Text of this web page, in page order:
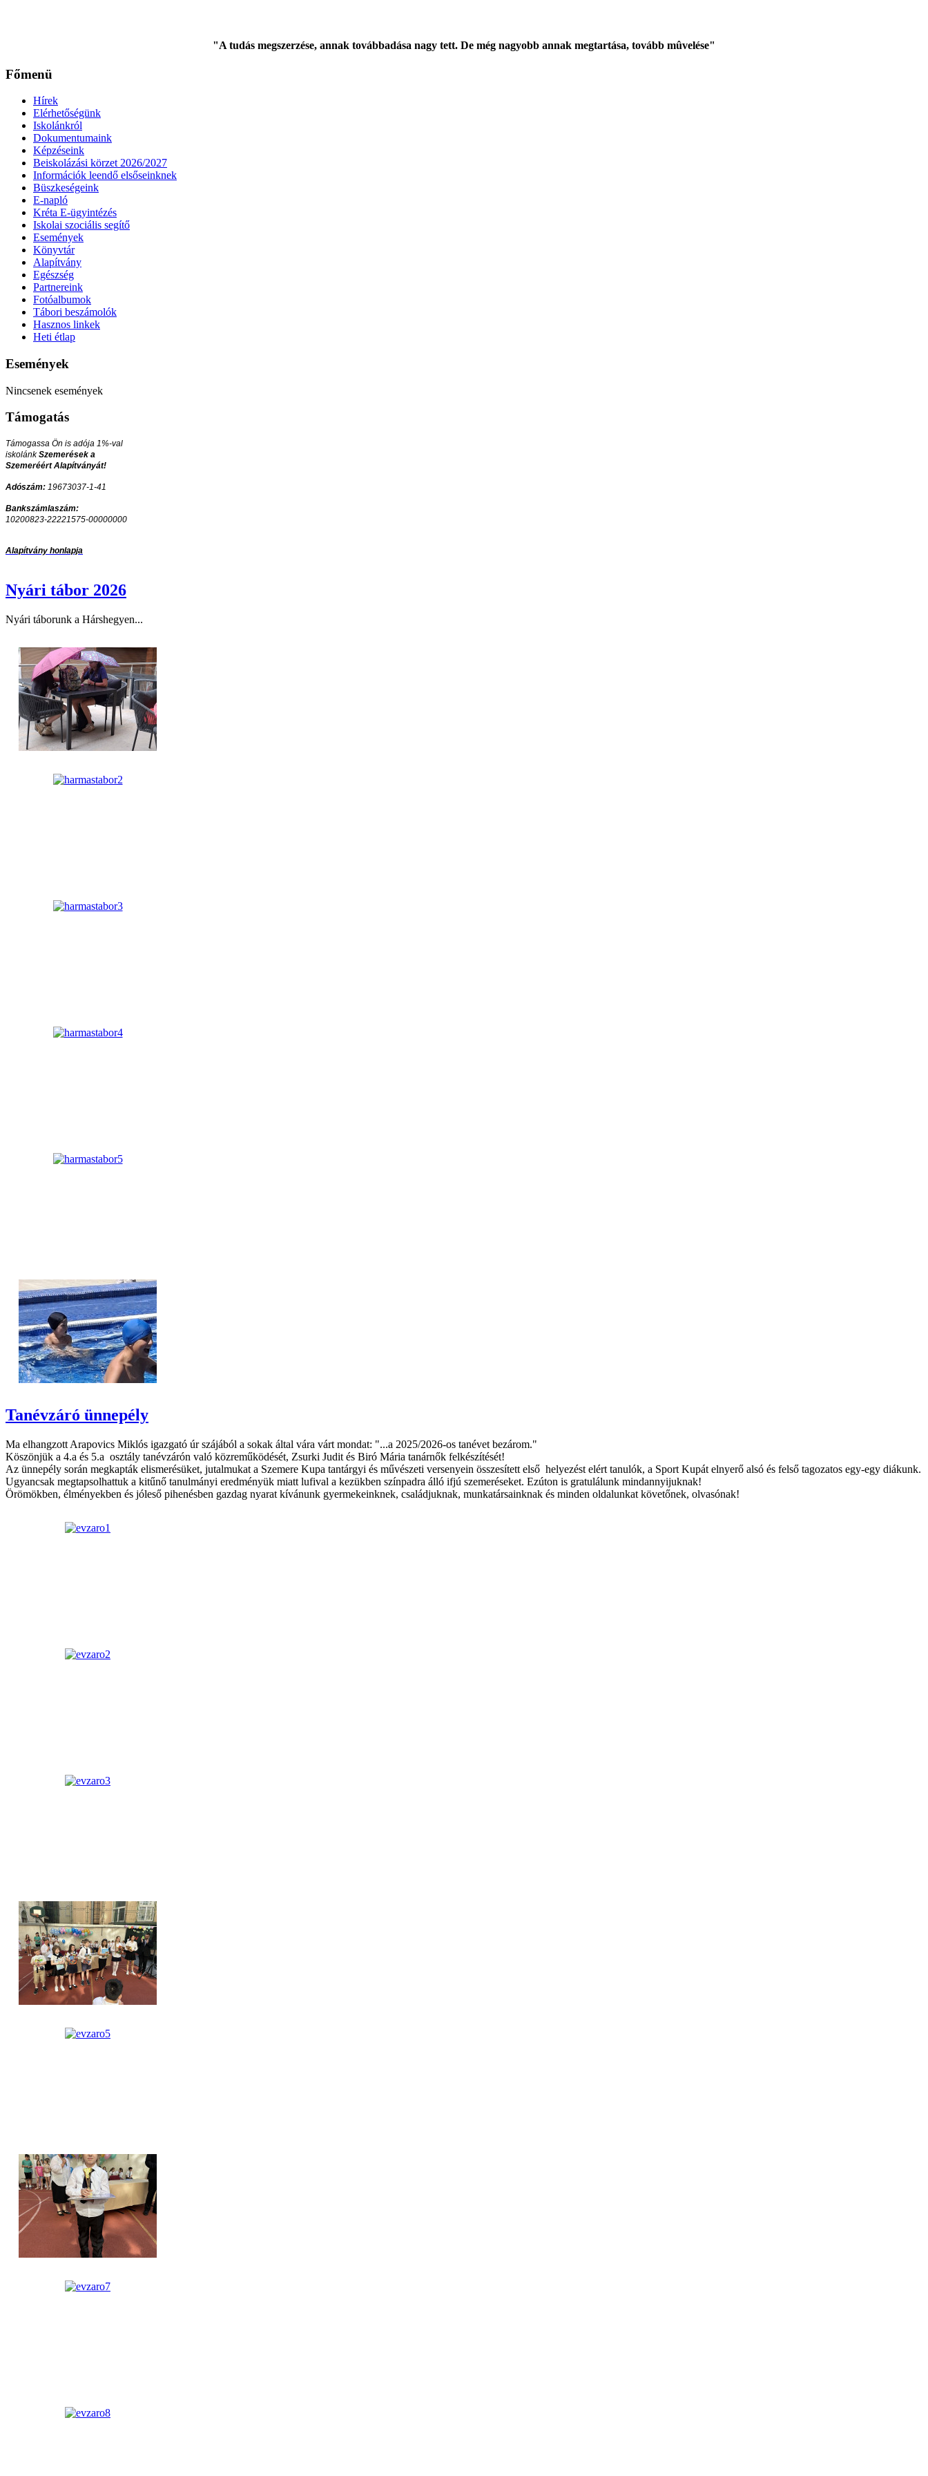
"A tudás megszerzése, annak továbbadása nagy tett. De még nagyobb annak megtartása, tovább mûvelése"
Főmenü
Hírek
Elérhetőségünk
Iskolánkról
Dokumentumaink
Képzéseink
Beiskolázási körzet 2026/2027
Információk leendő elsőseinknek
Büszkeségeink
E-napló
Kréta E-ügyintézés
Iskolai szociális segítő
Események
Könyvtár
Alapítvány
Egészség
Partnereink
Fotóalbumok
Tábori beszámolók
Hasznos linkek
Heti étlap
Események
Nincsenek események
Támogatás
Támogassa Ön is adója 1%-val
iskolánkSzemerések a
Szemeréért Alapítványát!
Adószám: 19673037-1-41
Bankszámlaszám:
10200823-22221575-00000000
Alapítvány honlapja
Nyári tábor 2026
Nyári táborunk a Hárshegyen...
Tanévzáró ünnepély
Ma elhangzott Arapovics Miklós igazgató úr szájából a sokak által vára várt mondat: "...a 2025/2026-os tanévet bezárom."
Köszönjük a 4.a és 5.a osztály tanévzárón való közreműködését, Zsurki Judit és Biró Mária tanárnők felkészítését!
Az ünnepély során megkapták elismerésüket, jutalmukat a Szemere Kupa tantárgyi és művészeti versenyein összesített első helyezést elért tanulók, a Sport Kupát elnyerő alsó és felső tagozatos egy-egy diákunk.
Ugyancsak megtapsolhattuk a kitűnő tanulmányi eredményük miatt lufival a kezükben színpadra álló ifjú szemeréseket. Ezúton is gratulálunk mindannyijuknak!
Örömökben, élményekben és jóleső pihenésben gazdag nyarat kívánunk gyermekeinknek, családjuknak, munkatársainknak és minden oldalunkat követőnek, olvasónak!